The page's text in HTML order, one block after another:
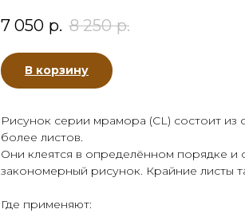
7 050 р. 8 250 р.
В корзину
Рисунок серии мрамора (CL) состоит из
более листов.
Они клеятся в определённом порядке и
закономерный рисунок. Крайние листы
Где применяют: